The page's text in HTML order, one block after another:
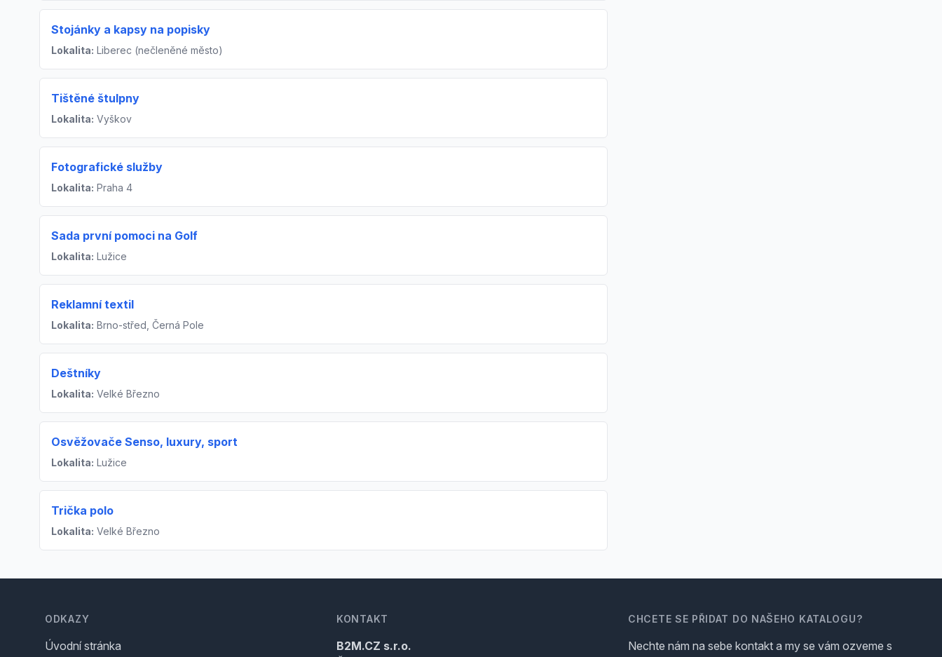
Stojánky a kapsy na popisky
Lokalita: Liberec (nečleněné město)
Tištěné štulpny
Lokalita: Vyškov
Fotografické služby
Lokalita: Praha 4
Sada první pomoci na Golf
Lokalita: Lužice
Reklamní textil
Lokalita: Brno-střed, Černá Pole
Deštníky
Lokalita: Velké Březno
Osvěžovače Senso, luxury, sport
Lokalita: Lužice
Trička polo
Lokalita: Velké Březno
ODKAZY
Úvodní stránka
KONTAKT
B2M.CZ s.r.o.
CHCETE SE PŘIDAT DO NAŠEHO KATALOGU?
Nechte nám na sebe kontakt a my se vám ozveme s